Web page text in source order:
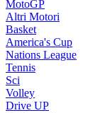
MotoGP
Altri Motori
Basket
America's Cup
Nations League
Tennis
Sci
Volley
Drive UP